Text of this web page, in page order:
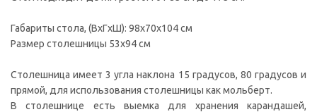
Габариты стола, (ВxГxШ): 98x70x104 см
Размер столешницы 53х94 см
Столешница имеет 3 угла наклона 15 градусов, 80 градусов и
прямой, для использования столешницы как мольберт.
В столешнице есть выемка для хранения карандашей,